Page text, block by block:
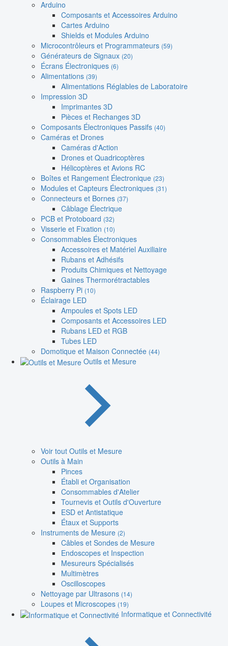
Arduino
Composants et Accessoires Arduino
Cartes Arduino
Shields et Modules Arduino
Microcontrôleurs et Programmateurs (59)
Générateurs de Signaux (20)
Écrans Électroniques (6)
Alimentations (39)
Alimentations Réglables de Laboratoire
Impression 3D
Imprimantes 3D
Pièces et Rechanges 3D
Composants Électroniques Passifs (40)
Caméras et Drones
Caméras d'Action
Drones et Quadricoptères
Hélicoptères et Avions RC
Boîtes et Rangement Électronique (23)
Modules et Capteurs Électroniques (31)
Connecteurs et Bornes (37)
Câblage Électrique
PCB et Protoboard (32)
Visserie et Fixation (10)
Consommables Électroniques
Accessoires et Matériel Auxiliaire
Rubans et Adhésifs
Produits Chimiques et Nettoyage
Gaines Thermorétractables
Raspberry Pi (10)
Éclairage LED
Ampoules et Spots LED
Composants et Accessoires LED
Rubans LED et RGB
Tubes LED
Domotique et Maison Connectée (44)
Outils et Mesure
Voir tout Outils et Mesure
Outils à Main
Pinces
Établi et Organisation
Consommables d'Atelier
Tournevis et Outils d'Ouverture
ESD et Antistatique
Étaux et Supports
Instruments de Mesure (2)
Câbles et Sondes de Mesure
Endoscopes et Inspection
Mesureurs Spécialisés
Multimètres
Oscilloscopes
Nettoyage par Ultrasons (14)
Loupes et Microscopes (19)
Informatique et Connectivité